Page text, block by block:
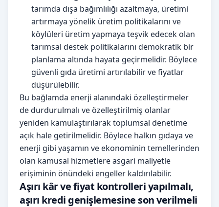
tarımda dışa bağımlılığı azaltmaya, üretimi
artırmaya yönelik üretim politikalarını ve
köylüleri üretim yapmaya teşvik edecek olan
tarımsal destek politikalarını demokratik bir
planlama altında hayata geçirmelidir. Böylece
güvenli gıda üretimi artırılabilir ve fiyatlar
düşürülebilir.
Bu bağlamda enerji alanındaki özelleştirmeler
de durdurulmalı ve özelleştirilmiş olanlar
yeniden kamulaştırılarak toplumsal denetime
açık hale getirilmelidir. Böylece halkın gıdaya ve
enerji gibi yaşamın ve ekonominin temellerinden
olan kamusal hizmetlere asgari maliyetle
erişiminin önündeki engeller kaldırılabilir.
Aşırı kâr ve fiyat kontrolleri yapılmalı,
aşırı kredi genişlemesine son verilmeli